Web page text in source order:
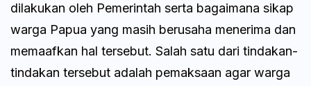
dilakukan oleh Pemerintah serta bagaimana sikap
warga Papua yang masih berusaha menerima dan
memaafkan hal tersebut. Salah satu dari tindakan-
tindakan tersebut adalah pemaksaan agar warga